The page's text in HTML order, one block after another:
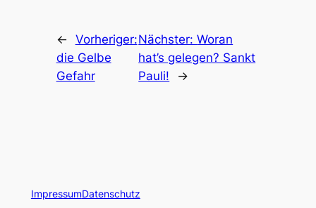
← Vorheriger:
die Gelbe
Gefahr
Nächster:Woran
hat’s gelegen? Sankt
Pauli!
→
ImpressumDatenschutz